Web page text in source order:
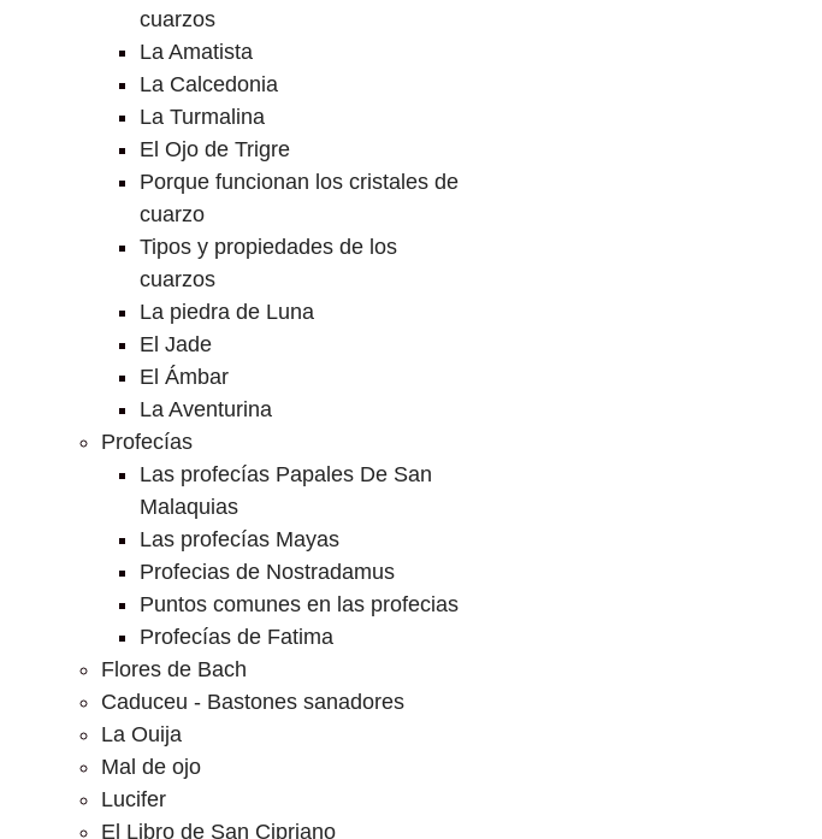
cuarzos
La Amatista
La Calcedonia
La Turmalina
El Ojo de Trigre
Porque funcionan los cristales de
cuarzo
Tipos y propiedades de los
cuarzos
La piedra de Luna
El Jade
El Ámbar
La Aventurina
Profecías
Las profecías Papales De San
Malaquias
Las profecías Mayas
Profecias de Nostradamus
Puntos comunes en las profecias
Profecías de Fatima
Flores de Bach
Caduceu - Bastones sanadores
La Ouija
Mal de ojo
Lucifer
El Libro de San Cipriano